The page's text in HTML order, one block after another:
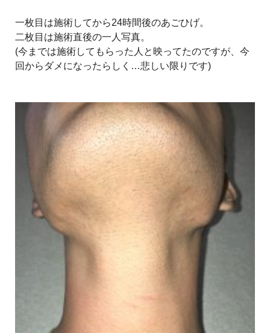
一枚目は施術してから24時間後のあごひげ。
二枚目は施術直後の一人写真。
(今までは施術してもらった人と映ってたのですが、今
回からダメになったらしく…悲しい限りです)